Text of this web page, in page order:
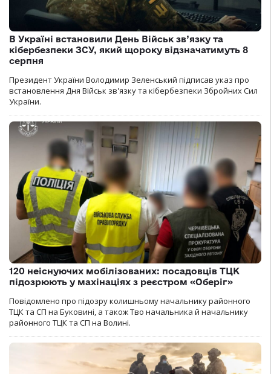
В Україні встановили День Військ зв’язку та
кібербезпеки ЗСУ, який щороку відзначатимуть 8
серпня
Президент України Володимир Зеленський підписав указ про
встановлення Дня Військ зв'язку та кібербезпеки Збройних Сил
України.
120 неіснуючих мобілізованих: посадовців ТЦК
підозрюють у махінаціях з реєстром «Оберіг»
Повідомлено про підозру колишньому начальнику районного
ТЦК та СП на Буковині, а також Тво начальника й начальнику
районного ТЦК та СП на Волині.